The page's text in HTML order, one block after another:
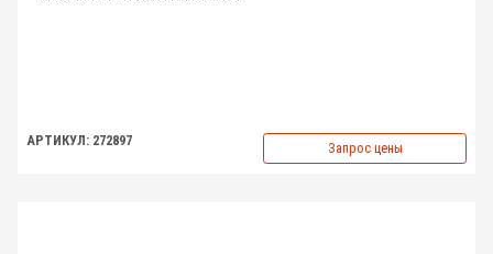
АРТИКУЛ: 272897 Запрос цены